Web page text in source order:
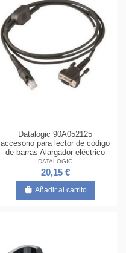
Datalogic 90A052125
accesorio para lector de código
de barras Alargador eléctrico
DATALOGIC
20,15 €
Añadir al carrito